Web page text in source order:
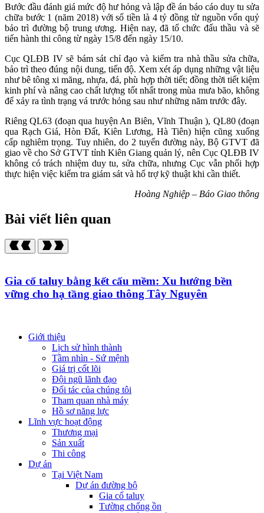
Bước đầu đánh giá mức độ hư hỏng và lập đề án báo cáo duy tu sửa
chữa bước 1 (năm 2018) với số tiền là 4 tỷ đồng từ nguồn vốn quỷ
bảo trì đường bộ trung ương. Hiện nay, đã tổ chức đấu thầu và sẽ
tiến hành thi công từ ngày 15/8 đến ngày 15/10.
Cục QLĐB IV sẽ bám sát chỉ đạo và kiểm tra nhà thầu sửa chữa,
bảo trì theo đúng nội dung, tiến độ. Xem xét áp dụng những vật liệu
như bê tông xi măng, nhựa, đá, phù hợp thời tiết; đồng thời tiết kiệm
kinh phí và nâng cao chất lượng tốt nhất trong mùa mưa bão, không
để xảy ra tình trạng vá trước hỏng sau như những năm trước đây.
Riêng QL63 (đoạn qua huyện An Biên, Vĩnh Thuận ), QL80 (đoạn
qua Rạch Giá, Hòn Đất, Kiên Lương, Hà Tiên) hiện cũng xuống
cấp nghiêm trọng. Tuy nhiên, do 2 tuyến đường này, Bộ GTVT đã
giao về cho Sở GTVT tỉnh Kiên Giang quản lý, nên Cục QLĐB IV
không có trách nhiệm duy tu, sửa chữa, nhưng Cục vẫn phối hợp
thực hiện việc kiểm tra giám sát và hổ trợ kỹ thuật khi cần thiết.
Hoàng Nghiệp – Báo Giao thông
Bài viết liên quan
Gia cố taluy bằng kết cấu mềm: Xu hướng bền
vững cho hạ tầng giao thông Tây Nguyên
Giới thiệu
Lịch sử hình thành
Tầm nhìn - Sứ mệnh
Giá trị cốt lõi
Đội ngũ lãnh đạo
Đối tác của chúng tôi
Tham quan nhà máy
Hồ sơ năng lực
Lĩnh vực hoạt động
Thương mại
Sản xuất
Thi công
Dự án
Tại Việt Nam
Dự án đường bộ
Gia cố taluy
Tường chống ồn